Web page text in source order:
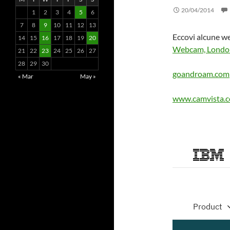
20/04/2014
Eccovi alcune
Webcam,
goandroam.com
1
2 3 4 5
6
7
8 9 10 11 12
13
14
15 16 17 18 19 20
21 22 23 24 25 26 27
28 29
30
« Mar
May »